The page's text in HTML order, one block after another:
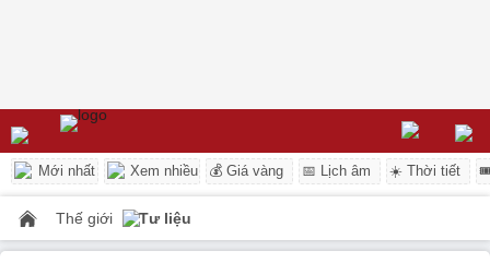
Mới nhất Xem nhiều 💰 Giá vàng 📅 Lịch âm ☀️ Thời tiết
Thế giới Tư liệu